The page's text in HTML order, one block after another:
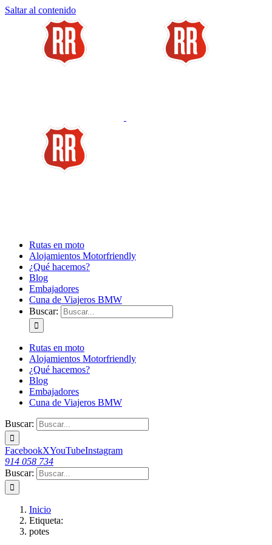
Saltar al contenido
Rutas en moto
Alojamientos Motorfriendly
¿Qué hacemos?
Blog
Embajadores
Cuna de Viajeros BMW
Buscar:
Rutas en moto
Alojamientos Motorfriendly
¿Qué hacemos?
Blog
Embajadores
Cuna de Viajeros BMW
Buscar:
FacebookXYouTubeInstagram
914 058 734
Buscar:
Inicio
Etiqueta:
potes